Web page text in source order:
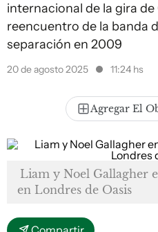
internacional de la gira
reencuentro de la banda
separación en 2009
20 de agosto 2025 11:24 hs
Agregar El
Liam y Noel Gallagher
en Londres de Oasis